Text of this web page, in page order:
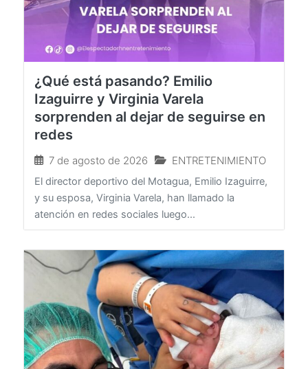
¿Qué está pasando? Emilio
Izaguirre y Virginia Varela
sorprenden al dejar de seguirse en
7 de agosto de 2026 ENTRETENIMIENTO
El director deportivo del Motagua, Emilio Izaguirre,
y su esposa, Virginia Varela, han llamado la
atención en redes sociales luego...